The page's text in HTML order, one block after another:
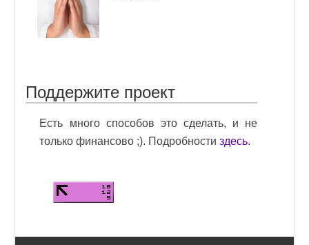
Поддержите проект
Есть много способов это сделать, и не
только финансово ;). Подробностиздесь.